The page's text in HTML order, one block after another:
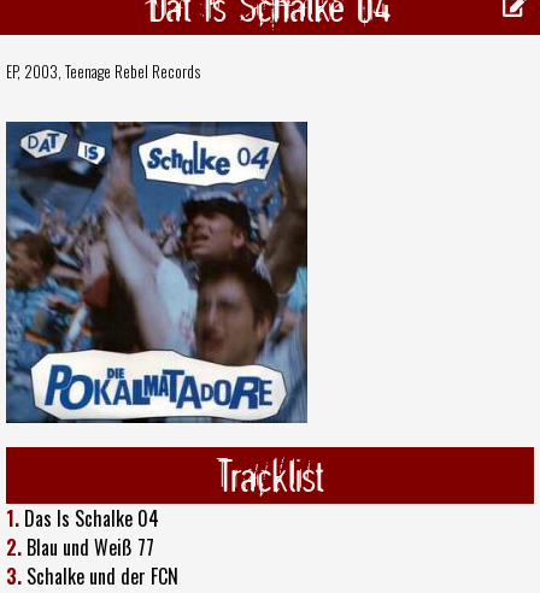
EP, 2003, Teenage Rebel Records
Tracklist
1. Das Is Schalke 04
2. Blau und Weiß 77
3. Schalke und der FCN